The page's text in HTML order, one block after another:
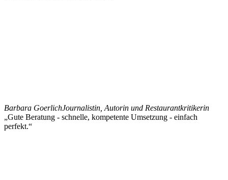
Barbara GoerlichJournalistin, Autorin und Restaurantkritikerin
„Gute Beratung - schnelle, kompetente Umsetzung - einfach
perfekt.“